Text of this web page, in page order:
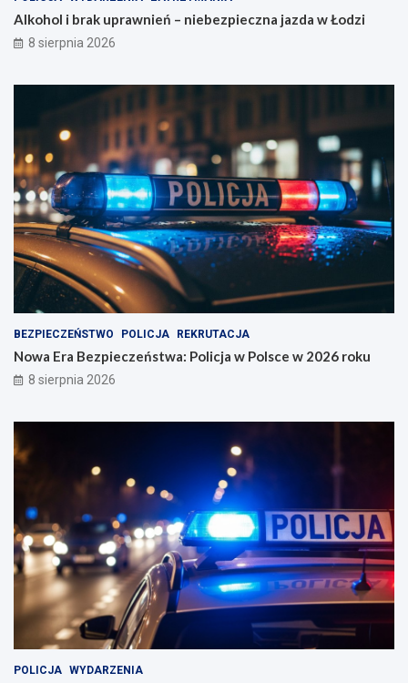
Alkohol i brak uprawnień – niebezpieczna jazda w Łodzi
8 sierpnia 2026
BEZPIECZEŃSTWO POLICJA REKRUTACJA
Nowa Era Bezpieczeństwa: Policja w Polsce w 2026 roku
8 sierpnia 2026
POLICJA WYDARZENIA